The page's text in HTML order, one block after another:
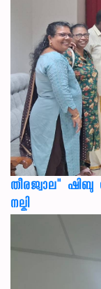
തീരജ്വാല" ഷിബു
നല്കി